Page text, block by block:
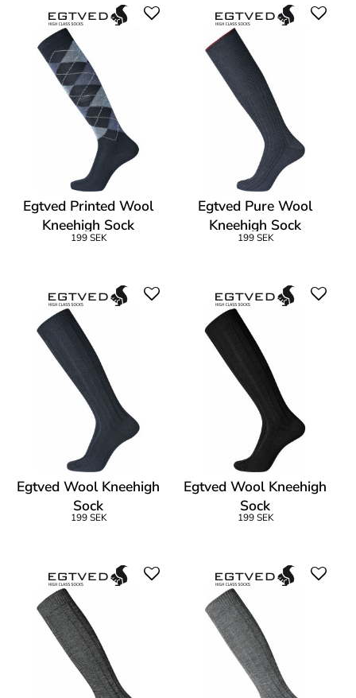
Egtved Printed Wool
Kneehigh Sock
199 SEK
Egtved Pure Wool
Kneehigh Sock
199 SEK
Egtved Wool Kneehigh
Sock
199 SEK
Egtved Wool Kneehigh
Sock
199 SEK